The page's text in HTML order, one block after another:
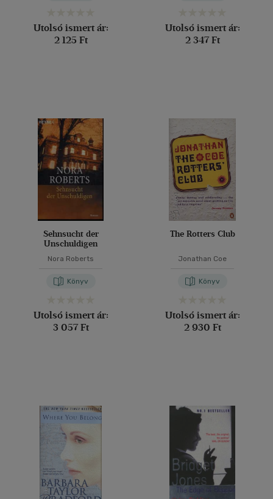
Utolsó ismert ár:
2 125 Ft
Utolsó ismert ár:
2 347 Ft
Sehnsucht der
Unschuldigen
Nora Roberts
Könyv
Utolsó ismert ár:
3 057 Ft
The Rotters Club
Jonathan Coe
Könyv
Utolsó ismert ár:
2 930 Ft